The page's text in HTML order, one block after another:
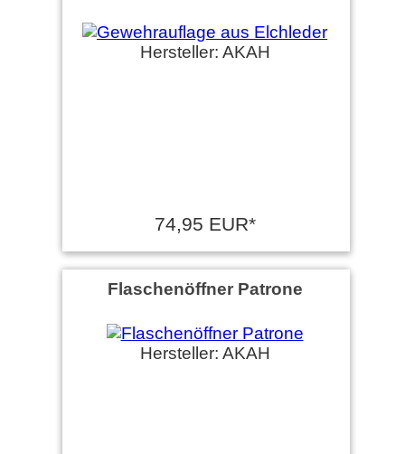
Hersteller: AKAH
74,95 EUR*
Flaschenöffner Patrone
Hersteller: AKAH